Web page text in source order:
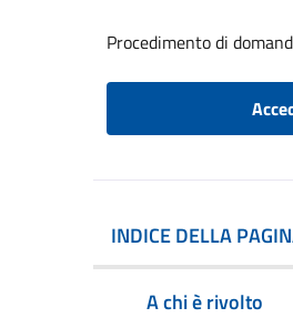
Procedimento di
INDICE DELLA
A chi è rivolto